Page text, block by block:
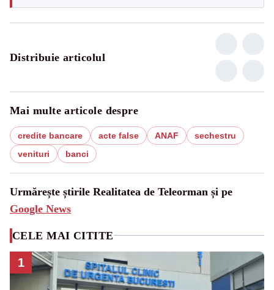
Distribuie articolul
Mai multe articole despre
credite bancare acte false ANAF
sechestru
venituri
banci
Urmărește știrile Realitatea de Teleorman și pe
Google News
CELE MAI CITITE
1